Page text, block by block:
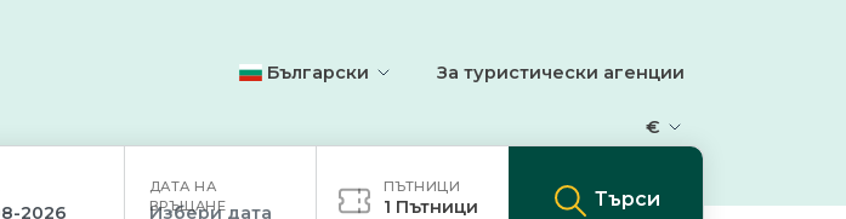
Български За туристически агенции
€
ДАТА НА
ВРЪЩАНЕ
ПЪТНИЦИ
1 Пътници Търси